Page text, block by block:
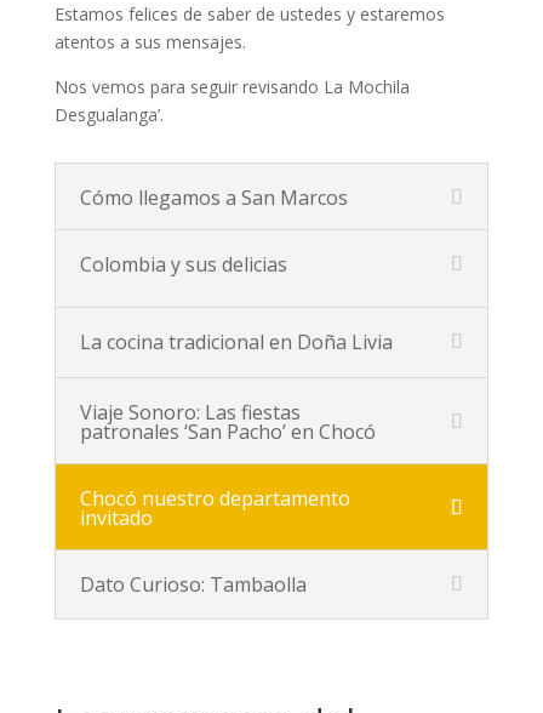
Estamos felices de saber de ustedes y estaremos
atentos a sus mensajes.
Nos vemos para seguir revisando La Mochila
Desgualanga’.
Cómo llegamos a San Marcos
Colombia y sus delicias
La cocina tradicional en Doña Livia
Viaje Sonoro: Las fiestas
patronales ‘San Pacho’ en Chocó
Chocó nuestro departamento
invitado
Dato Curioso: Tambaolla